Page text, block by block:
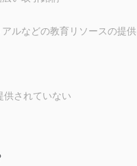
ルなどの教育リソースの提供
されていない